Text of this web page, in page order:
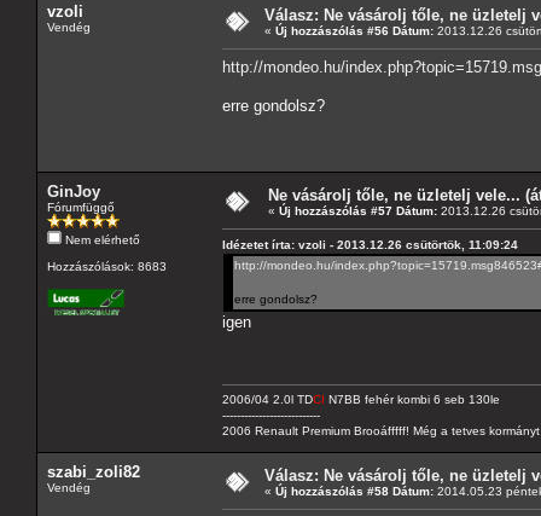
vzoli
Vendég
Válasz: Ne vásárolj tőle, ne üzletelj
« Új hozzászólás #56 Dátum: 2013.12.26
http://mondeo.hu/
erre gondolsz?
GinJoy
Fórumfüggő
Nem elérhető
Hozzászólások: 8683
Ne vásárolj tőle, ne üzletelj vele...
« Új hozzászólás #57 Dátum: 2013.12.26
Idézetet írta: vzoli - 2013.12.26 csütörtök, 11:09:24
http://mondeo.hu/
erre gondolsz?
igen
2006/04 2.0l TDCI N7BB fehér kombi 6 seb 130le
---------------------------
2006 Renault Premium Brooáfffff! Még a tetves
szabi_zoli82
Vendég
Válasz: Ne vásárolj tőle, ne üzletelj
« Új hozzászólás #58 Dátum: 2014.05.23